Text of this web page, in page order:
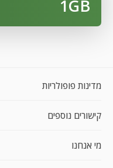
1GB
מדינות פופולריות
קישורים נוספים
מי אנחנו